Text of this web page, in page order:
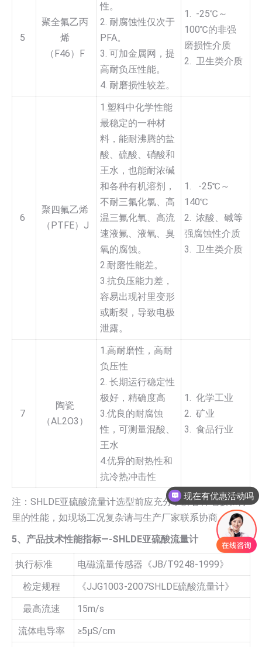
5
聚全氟乙丙
烯
（F46）F
性。
2. 耐腐蚀性仅次于
PFA。
3. 可加金属网，提
高耐负压性能。
4. 耐磨损性较差。
1. -25℃～
100℃的非强
磨损性介质
2. 卫生类介质
6
聚四氟乙烯
（PTFE）J
1.塑料中化学性能
最稳定的一种材
料，能耐沸腾的盐
酸、硫酸、硝酸和
王水，也能耐浓碱
和各种有机溶剂，
不耐三氟化氯、高
温三氟化氧、高流
速液氟、液氧、臭
氧的腐蚀。
2.耐磨性能差。
3.抗负压能力差，
容易出现衬里变形
或断裂，导致电极
泄露。
1. -25℃～
140℃
2. 浓酸、碱等
强腐蚀性介质
3. 卫生类介质
7
陶瓷
（AL2O3）
1.高耐磨性，高耐
负压性
2. 长期运行稳定性
极好，精确度高
3.优良的耐腐蚀
性，可测量混酸、
王水
4.优异的耐热性和
抗冷热冲击性
1. 化学工业
2. 矿业
3. 食品行业
注：SHLDE亚硫酸流量计选型前应充分了解各种电极和衬
里的性能，如现场工况复杂请与生产厂家联系协商。
5、产品技术性能指标—-SHLDE亚硫酸流量计
执行标准
电磁流量传感器《JB/T9248-1999》
检定规程
《JJG1003-2007SHLDE硫酸流量计》
最高流速
15m/s
流体电导率
≥5µS/cm
现在有优惠活动吗